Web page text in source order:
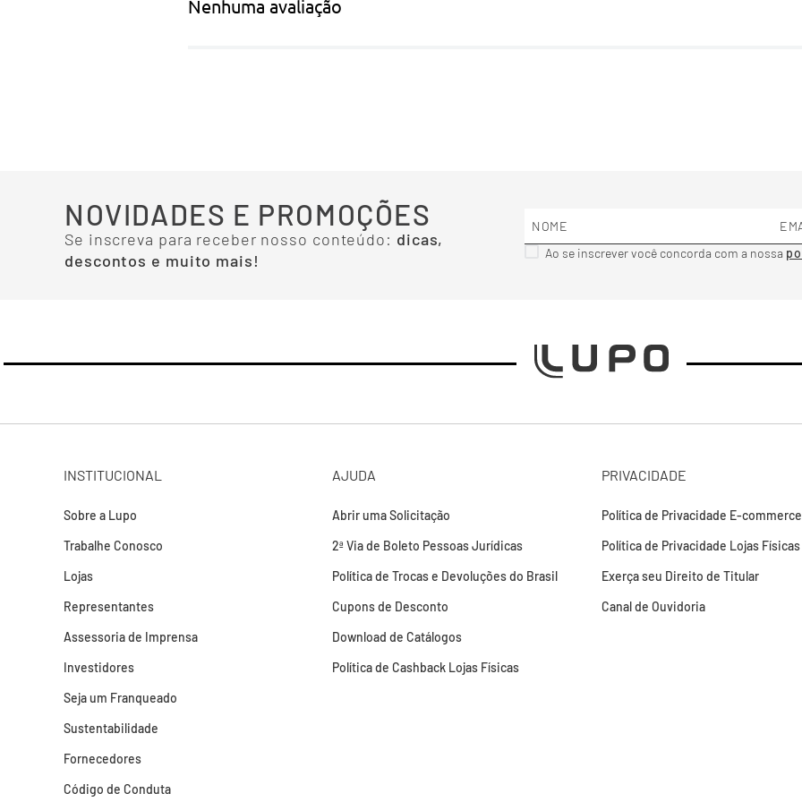
Nenhuma avaliação
NOVIDADES E PROMOÇÕES
Se inscreva para receber nosso conteúdo: dicas,
descontos e muito mais!
Ao se inscrever você concorda com a nossa
INSTITUCIONAL
Sobre a Lupo
Trabalhe Conosco
Lojas
Representantes
Assessoria de Imprensa
Investidores
Seja um Franqueado
Sustentabilidade
Fornecedores
Código de Conduta
AJUDA
Abrir uma Solicitação
2ª Via de Boleto Pessoas Jurídicas
Política de Trocas e Devoluções do Brasil
Cupons de Desconto
Download de Catálogos
Política de Cashback Lojas Físicas
PRIVACIDADE
Política de Privacidade E-commerce
Política de Privacidade Lojas Físicas
Exerça seu Direito de Titular
Canal de Ouvidoria